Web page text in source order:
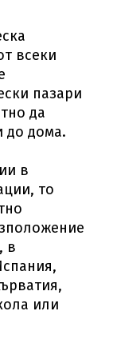
всеки
пазари
да
до дома.
в
то
в
или